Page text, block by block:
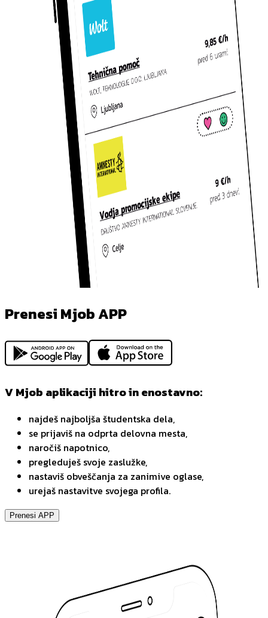
Prenesi Mjob APP
V Mjob aplikaciji hitro in enostavno:
najdeš najboljša študentska dela,
se prijaviš na odprta delovna mesta,
naročiš napotnico,
pregleduješ svoje zaslužke,
nastaviš obveščanja za zanimive oglase,
urejaš nastavitve svojega profila.
Prenesi APP